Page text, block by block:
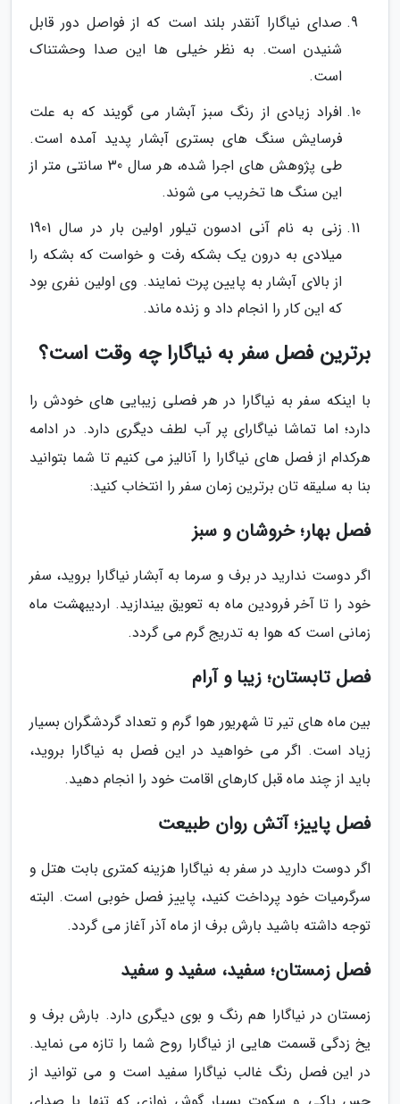
صدای نیاگارا آنقدر بلند است که از فواصل دور قابل
شنیدن است. به نظر خیلی ها این صدا وحشتناک
است.
افراد زیادی از رنگ سبز آبشار می گویند که به علت
فرسایش سنگ های بستری آبشار پدید آمده است.
طی پژوهش های اجرا شده، هر سال 30 سانتی متر از
این سنگ ها تخریب می شوند.
زنی به نام آنی ادسون تیلور اولین بار در سال 1901
میلادی به درون یک بشکه رفت و خواست که بشکه را
از بالای آبشار به پایین پرت نمایند. وی اولین نفری بود
که این کار را انجام داد و زنده ماند.
برترین فصل سفر به نیاگارا چه وقت است؟
با اینکه سفر به نیاگارا در هر فصلی زیبایی های خودش را
دارد؛ اما تماشا نیاگارای پر آب لطف دیگری دارد. در ادامه
هرکدام از فصل های نیاگارا را آنالیز می کنیم تا شما بتوانید
بنا به سلیقه تان برترین زمان سفر را انتخاب کنید:
فصل بهار؛ خروشان و سبز
اگر دوست ندارید در برف و سرما به آبشار نیاگارا بروید، سفر
خود را تا آخر فرودین ماه به تعویق بیندازید. اردیبهشت ماه
زمانی است که هوا به تدریج گرم می گردد.
فصل تابستان؛ زیبا و آرام
بین ماه های تیر تا شهریور هوا گرم و تعداد گردشگران بسیار
زیاد است. اگر می خواهید در این فصل به نیاگارا بروید،
باید از چند ماه قبل کارهای اقامت خود را انجام دهید.
فصل پاییز؛ آتش روان طبیعت
اگر دوست دارید در سفر به نیاگارا هزینه کمتری بابت هتل و
سرگرمیات خود پرداخت کنید، پاییز فصل خوبی است. البته
توجه داشته باشید بارش برف از ماه آذر آغاز می گردد.
فصل زمستان؛ سفید، سفید و سفید
زمستان در نیاگارا هم رنگ و بوی دیگری دارد. بارش برف و
یخ زدگی قسمت هایی از نیاگارا روح شما را تازه می نماید.
در این فصل رنگ غالب نیاگارا سفید است و می توانید از